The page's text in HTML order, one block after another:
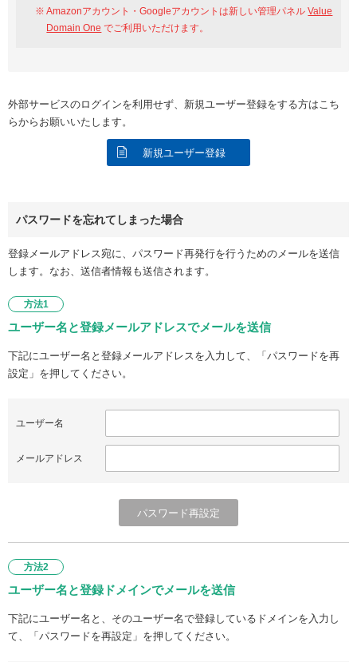
Amazonアカウント・Googleアカウントは新しい管理パネルValue
Domain One でご利用いただけます。
外部サービスのログインを利用せず、新規ユーザー登録をする方はこち
らからお願いいたします。
新規ユーザー登録
パスワードを忘れてしまった場合
登録メールアドレス宛に、パスワード再発行を行うためのメールを送信
します。なお、送信者情報も送信されます。
方法1
ユーザー名と登録メールアドレスでメールを送信
下記にユーザー名と登録メールアドレスを入力して、「パスワードを再
設定」を押してください。
ユーザー名
メールアドレス
方法2
ユーザー名と登録ドメインでメールを送信
下記にユーザー名と、そのユーザー名で登録しているドメインを入力し
て、「パスワードを再設定」を押してください。